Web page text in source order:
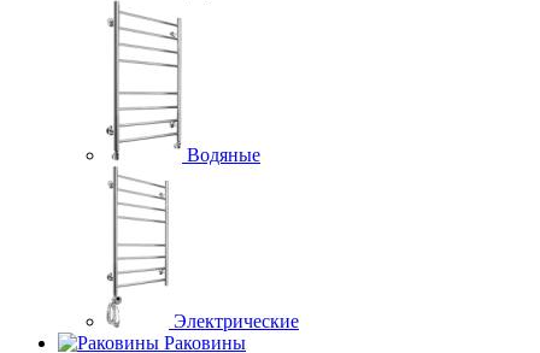
Водяные
Электрические
Раковины